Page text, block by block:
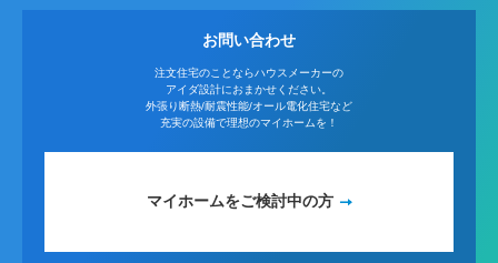
お問い合わせ
注文住宅のことならハウスメーカーの
アイダ設計におまかせください。
外張り断熱/耐震性能/オール電化住宅など
充実の設備で理想のマイホームを！
マイホームをご検討中の方